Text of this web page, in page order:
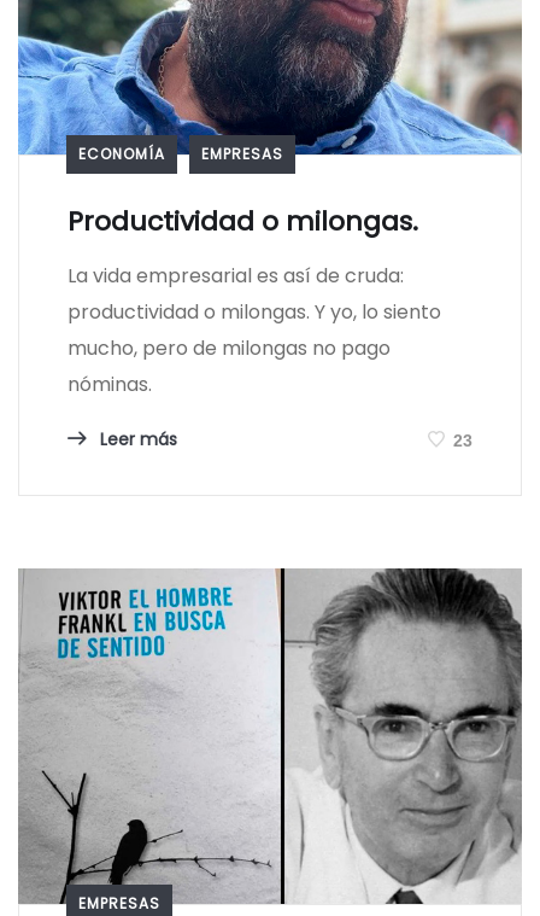
ECONOMÍA EMPRESAS
Productividad o milongas.
La vida empresarial es así de cruda:
productividad o milongas. Y yo, lo siento
mucho, pero de milongas no pago
nóminas.
Leer más 23
EMPRESAS